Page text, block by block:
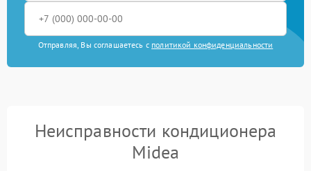
Отправляя, Вы соглашаетесь с политикой конфиденциальности
Неисправности кондиционера
Midea